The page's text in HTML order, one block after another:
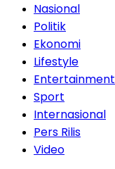
Nasional
Politik
Ekonomi
Lifestyle
Entertainment
Sport
Internasional
Pers Rilis
Video